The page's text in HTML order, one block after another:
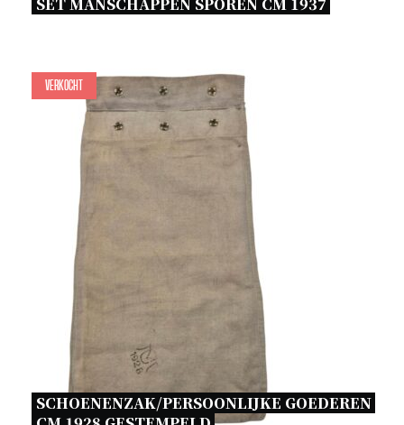
Verkocht
SCHOENENZAK/PERSOONLIJKE GOEDEREN